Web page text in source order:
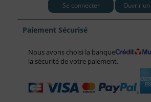
Se connecter Ouvrir
Paiement Sécurisé
Nous avons choisi la banque
la sécurité de votre paiement.